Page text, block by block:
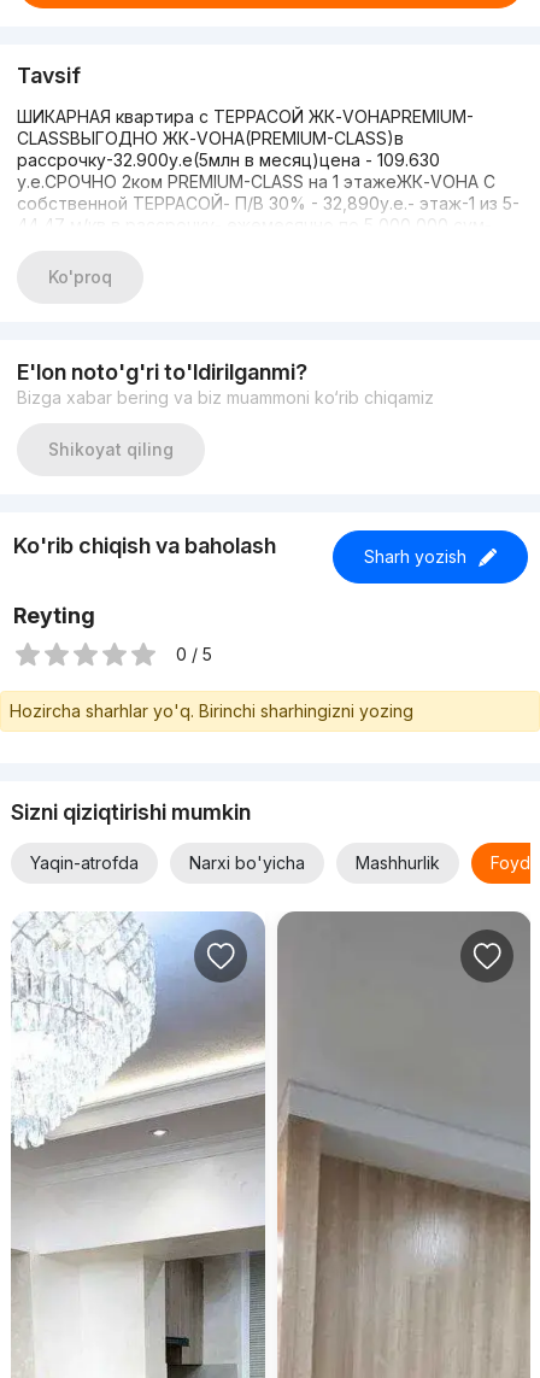
Tavsif
ШИКАРНАЯ квартира с ТЕРРАСОЙ ЖК-VOHAPREMIUM-
CLASSВЫГОДНО ЖК-VOHA(PREMIUM-CLASS)в
рассрочку-32.900у.е(5млн в месяц)цена - 109.630
у.е.СРОЧНО 2ком PREMIUM-CLASS на 1 этажеЖК-VOHA C
собственной ТЕРРАСОЙ- П/В 30% - 32,890у.е.- этаж-1 из 5-
44,47 м/кв в рассрочку- ежемесячно по 5 000 000 сум-
августа 2027 год- полное сопровождение сделки-
Помощь в оформлении ипотеки
Ko'proq
E'lon noto'g'ri to'ldirilganmi?
Bizga xabar bering va biz muammoni ko‘rib chiqamiz
Shikoyat qiling
Ko'rib chiqish va baholash Sharh yozish
Reyting
0 / 5
Hozircha sharhlar yo'q. Birinchi sharhingizni yozing
Sizni qiziqtirishi mumkin
Yaqin-atrofda Narxi bo'yicha Mashhurlik